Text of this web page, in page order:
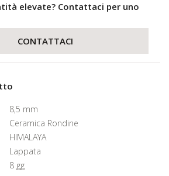
elevate? Contattaci per uno
CONTATTACI
8,5 mm
Ceramica Rondine
HIMALAYA
Lappata
8 gg